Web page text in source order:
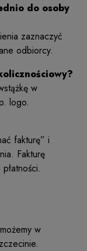
do osoby
zaznaczyć
odbiorcy.
w
logo.
fakturę” i
Fakturę
w